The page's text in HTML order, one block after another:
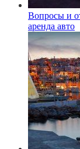
Вопросы и
аренда авто